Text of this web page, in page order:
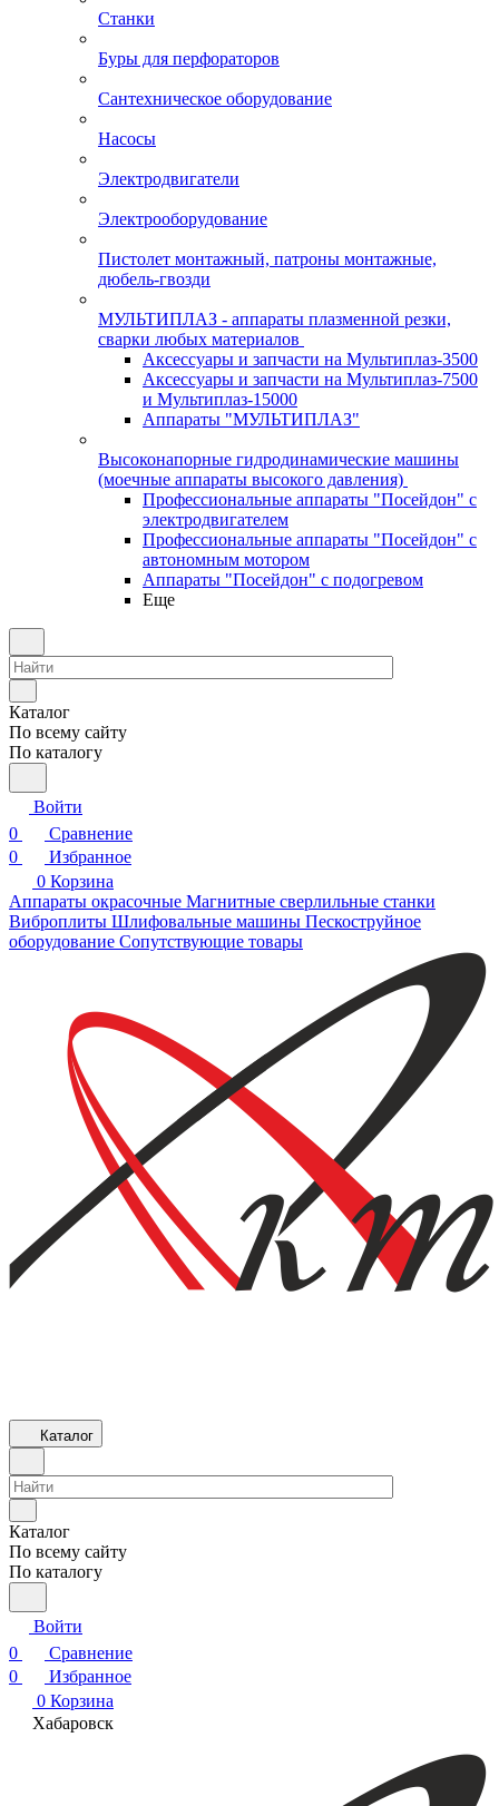
Станки
Буры для перфораторов
Сантехническое оборудование
Насосы
Электродвигатели
Электрооборудование
Пистолет монтажный, патроны монтажные,
дюбель-гвозди
МУЛЬТИПЛАЗ - аппараты плазменной резки,
сварки любых материалов
Аксессуары и запчасти на Мультиплаз-3500
Аксессуары и запчасти на Мультиплаз-7500
и Мультиплаз-15000
Аппараты "МУЛЬТИПЛАЗ"
Высоконапорные гидродинамические машины
(моечные аппараты высокого давления)
Профессиональные аппараты "Посейдон" с
электродвигателем
Профессиональные аппараты "Посейдон" с
автономным мотором
Аппараты "Посейдон" с подогревом
Еще
Каталог
По всему сайту
По каталогу
Войти
0
Сравнение
0
Избранное
0 Корзина
Аппараты окрасочные Магнитные сверлильные станки
Виброплиты Шлифовальные машины Пескоструйное
оборудование Сопутствующие товары
Каталог
Каталог
По всему сайту
По каталогу
Войти
0
Сравнение
0
Избранное
0 Корзина
Хабаровск